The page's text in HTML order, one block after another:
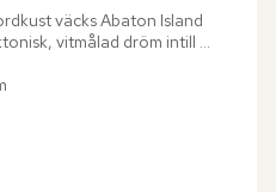
väcks Abaton Island
vitmålad dröm intill
är omgivet av karga...